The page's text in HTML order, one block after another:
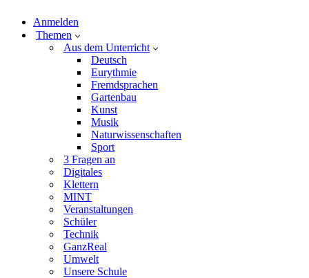
Anmelden
Themen
Aus dem Unterricht
Deutsch
Eurythmie
Fremdsprachen
Gartenbau
Kunst
Musik
Naturwissenschaften
Sport
3 Fragen an
Digitales
Klettern
MINT
Veranstaltungen
Schüler
Technik
GanzReal
Umwelt
Unsere Schule